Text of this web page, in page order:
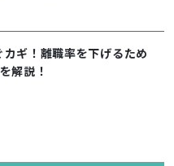
ギ！離職率を下げるため
解説！